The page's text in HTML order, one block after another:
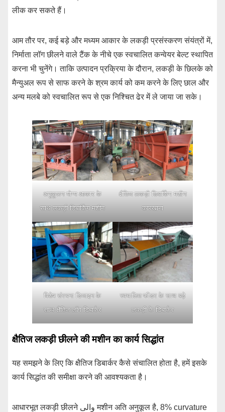
लीक कर सकते हैं।
आम तौर पर, कई बड़े और मध्यम आकार के लकड़ी प्रसंस्करण संयंत्रों में,
निर्माता लॉग छीलने वाले टैंक के नीचे एक स्वचालित कन्वेयर बेल्ट स्थापित
करना भी चुनेंगे। ताकि उत्पादन प्रक्रिया के दौरान, लकड़ी के छिलके को
मैन्युअल रूप से साफ करने के श्रम कार्य को कम करने के लिए छाल और
अन्य मलबे को स्वचालित रूप से एक निश्चित ढेर में ले जाया जा सके।
अनुकूलन योग्य आकार के
साथ लकड़ी डिबार्किंग मशीन
क्षैतिज लकड़ी डिबार्किंग मशीन
कारखाना
विशेष संरचना डिजाइन के
साथ क्षैतिज लॉग डिबार्कर
स्वचालित फीडर के साथ बड़े
लकड़ी के डिबार्कर
क्षैतिज लकड़ी छीलने की मशीन का कार्य सिद्धांत
यह समझने के लिए कि क्षैतिज डिबार्कर कैसे संचालित होता है, हमें इसके
कार्य सिद्धांत की समीक्षा करने की आवश्यकता है।
आधारभूत लकड़ी छीलने والی मशीन अति अनुकूल है, 8% curvature